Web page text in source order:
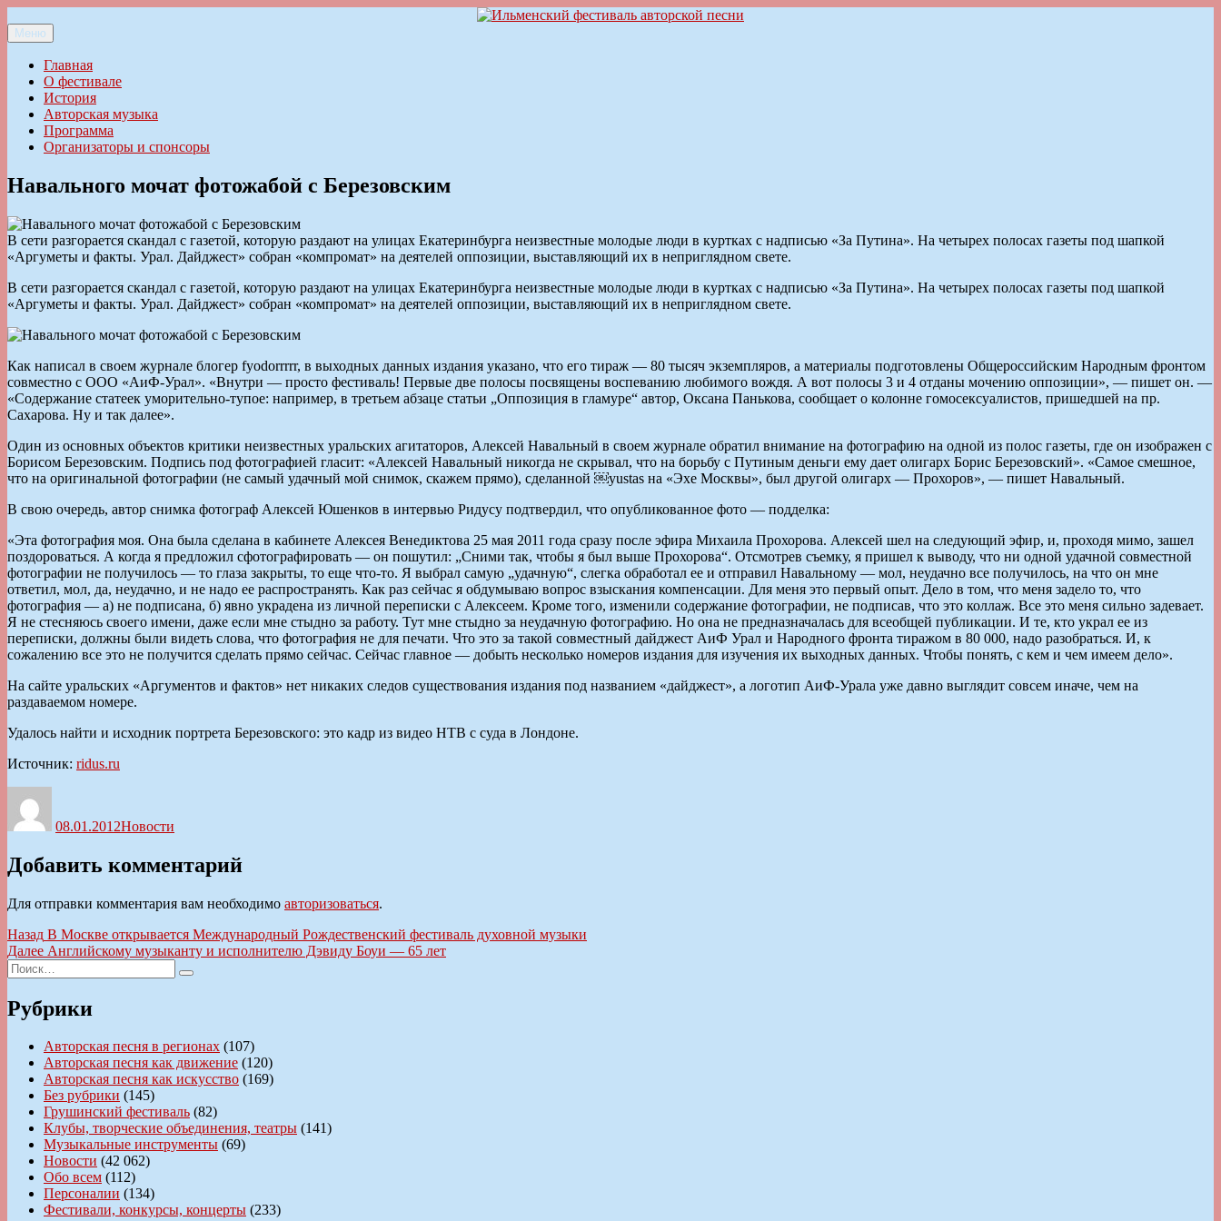
к
содержимому
Ильменский фестиваль авторской песни
Меню
Главная
О фестивале
История
Авторская музыка
Программа
Организаторы и спонсоры
Навального мочат фотожабой с Березовским
В сети разгорается скандал с газетой, которую раздают на улицах Екатеринбурга неизвестные молодые люди в куртках с надписью «За Путина». На четырех полосах газеты под шапкой
«Аргуметы и факты. Урал. Дайджест» собран «компромат» на деятелей оппозиции, выставляющий их в неприглядном свете.
В сети разгорается скандал с газетой, которую раздают на улицах Екатеринбурга неизвестные молодые люди в куртках с надписью «За Путина». На четырех полосах газеты под шапкой
«Аргуметы и факты. Урал. Дайджест» собран «компромат» на деятелей оппозиции, выставляющий их в неприглядном свете.
Как написал в своем журнале блогер fyodorrrrr, в выходных данных издания указано, что его тираж — 80 тысяч экземпляров, а материалы подготовлены Общероссийским Народным фронтом
совместно с ООО «АиФ-Урал». «Внутри — просто фестиваль! Первые две полосы посвящены воспеванию любимого вождя. А вот полосы 3 и 4 отданы мочению оппозиции», — пишет он. —
«Содержание статеек уморительно-тупое: например, в третьем абзаце статьи „Оппозиция в гламуре“ автор, Оксана Панькова, сообщает о колонне гомосексуалистов, пришедшей на пр.
Сахарова. Ну и так далее».
Один из основных объектов критики неизвестных уральских агитаторов, Алексей Навальный в своем журнале обратил внимание на фотографию на одной из полос газеты, где он изображен с
Борисом Березовским. Подпись под фотографией гласит: «Алексей Навальный никогда не скрывал, что на борьбу с Путиным деньги ему дает олигарх Борис Березовский». «Самое смешное,
что на оригинальной фотографии (не самый удачный мой снимок, скажем прямо), сделанной ￼yustas на «Эхе Москвы», был другой олигарх — Прохоров», — пишет Навальный.
В свою очередь, автор снимка фотограф Алексей Юшенков в интервью Ридусу подтвердил, что опубликованное фото — подделка:
«Эта фотография моя. Она была сделана в кабинете Алексея Венедиктова 25 мая 2011 года сразу после эфира Михаила Прохорова. Алексей шел на следующий эфир, и, проходя мимо, зашел
поздороваться. А когда я предложил сфотографировать — он пошутил: „Сними так, чтобы я был выше Прохорова“. Отсмотрев съемку, я пришел к выводу, что ни одной удачной совместной
фотографии не получилось — то глаза закрыты, то еще что-то. Я выбрал самую „удачную“, слегка обработал ее и отправил Навальному — мол, неудачно все получилось, на что он мне
ответил, мол, да, неудачно, и не надо ее распространять. Как раз сейчас я обдумываю вопрос взыскания компенсации. Для меня это первый опыт. Дело в том, что меня задело то, что
фотография — а) не подписана, б) явно украдена из личной переписки с Алексеем. Кроме того, изменили содержание фотографии, не подписав, что это коллаж. Все это меня сильно задевает.
Я не стесняюсь своего имени, даже если мне стыдно за работу. Тут мне стыдно за неудачную фотографию. Но она не предназначалась для всеобщей публикации. И те, кто украл ее из
переписки, должны были видеть слова, что фотография не для печати. Что это за такой совместный дайджест АиФ Урал и Народного фронта тиражом в 80 000, надо разобраться. И, к
сожалению все это не получится сделать прямо сейчас. Сейчас главное — добыть несколько номеров издания для изучения их выходных данных. Чтобы понять, с кем и чем имеем дело».
На сайте уральских «Аргументов и фактов» нет никаких следов существования издания под названием «дайджест», а логотип АиФ-Урала уже давно выглядит совсем иначе, чем на
раздаваемом номере.
Удалось найти и исходник портрета Березовского: это кадр из видео НТВ с суда в Лондоне.
Источник: ridus.ru
08.01.2012Новости
Добавить комментарий
Для отправки комментария вам необходимо авторизоваться.
Навигация
по
записям
Назад Предыдущая
запись:
В Москве открывается Международный Рождественский фестиваль духовной музыки
Далее Следующая
Английскому музыканту и исполнителю Дэвиду Боуи — 65 лет
Искать:
Поиск
Рубрики
Авторская песня в регионах (107)
Авторская песня как движение (120)
Авторская песня как искусство (169)
Без рубрики (145)
Грушинский фестиваль (82)
Клубы, творческие объединения, театры (141)
Музыкальные инструменты (69)
Новости (42 062)
Обо всем (112)
Персоналии (134)
Фестивали, конкурсы, концерты (233)